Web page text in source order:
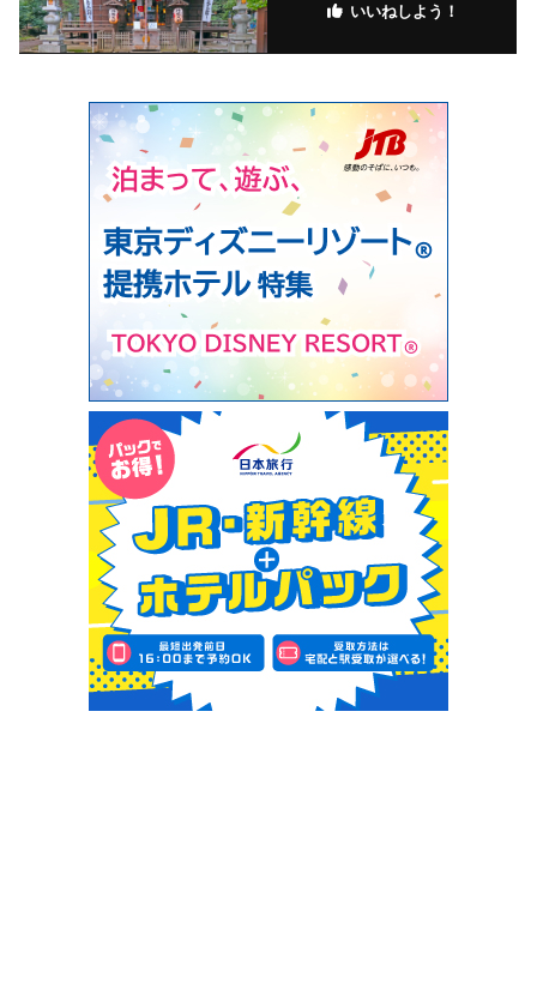
いいねしよう！